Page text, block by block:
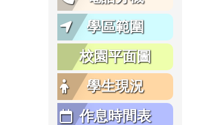
學區範圍
校園平面圖
學生現況
作息時間表